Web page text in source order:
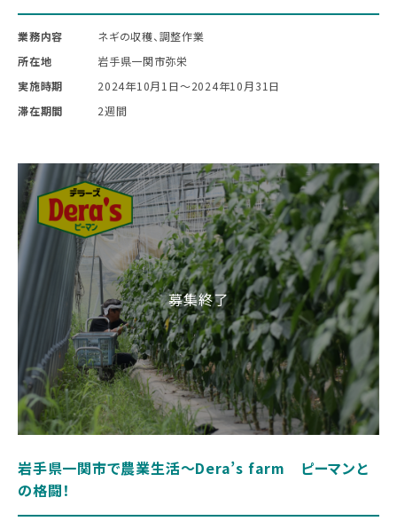
業務内容
ネギの収穫、調整作業
所在地
岩手県一関市弥栄
実施時期
2024年10月1日〜2024年10月31日
滞在期間
2週間
岩手県一関市で農業生活～Dera’s farm ピーマンと
の格闘！